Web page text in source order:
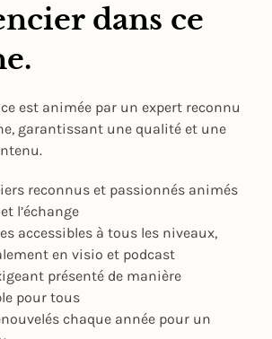
dans ce
est animée par un expert reconnu
garantissant une qualité et une
reconnus et passionnés animés
l’échange
accessibles à tous les niveaux,
en visio et podcast
présenté de manière
pour tous
chaque année pour un